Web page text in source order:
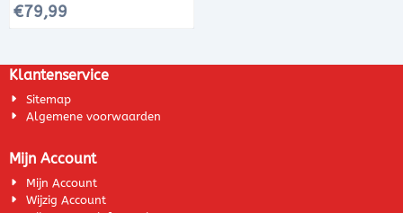
€79,99
Klantenservice
Sitemap
Algemene voorwaarden
Mijn Account
Mijn Account
Wijzig Account